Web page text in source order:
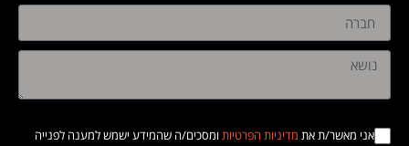
אני מאשר/ת את מדיניות הפרטיות ומסכים/ה שהמידע ישמש למענה לפנייה